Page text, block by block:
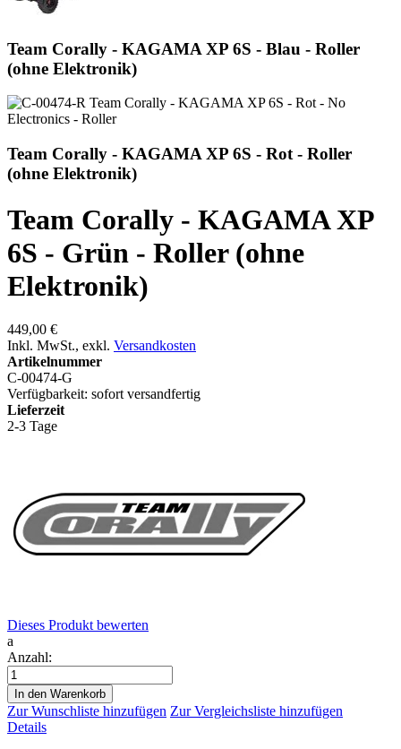
Team Corally - KAGAMA XP 6S - Blau - Roller
(ohne Elektronik)
Team Corally - KAGAMA XP 6S - Rot - Roller
(ohne Elektronik)
Team Corally - KAGAMA XP
6S - Grün - Roller (ohne
Elektronik)
449,00 €
Inkl. MwSt., exkl. Versandkosten
Artikelnummer
C-00474-G
Verfügbarkeit: sofort versandfertig
Lieferzeit
2-3 Tage
Dieses Produkt bewerten
a
Anzahl:
In den Warenkorb
Zur Wunschliste hinzufügen Zur Vergleichsliste hinzufügen
Details